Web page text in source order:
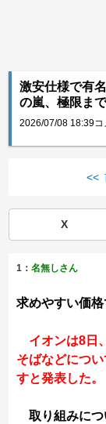
激安仕様で有
の嵐、極限ま
2026/07/08 18:39
<<
X
1：名無しさん
求めやすい価
イオンは8日
そばなどにつ
すと発表した。
取り組みにつ